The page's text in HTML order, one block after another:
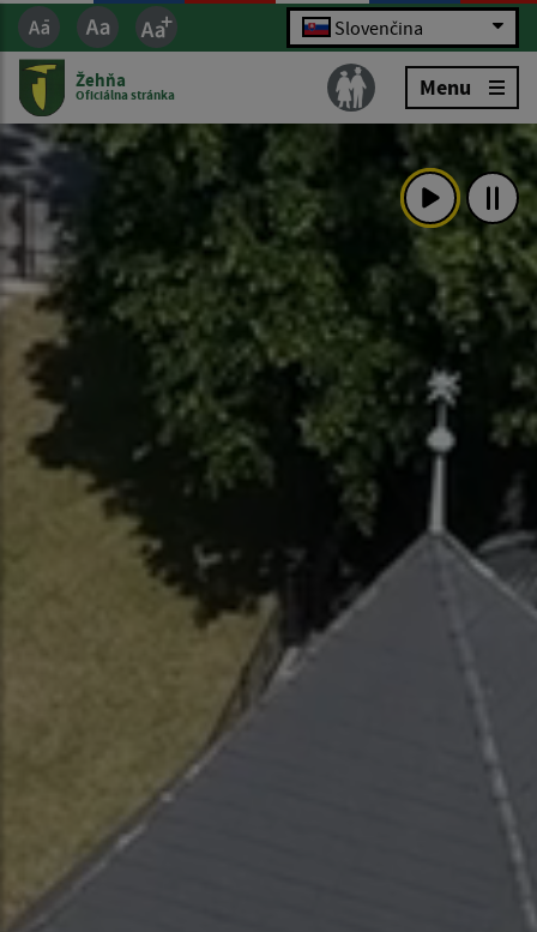
Slovenčina
Žehňa
Oficiálna stránka Menu